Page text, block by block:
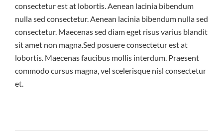
consectetur est at lobortis. Aenean lacinia bibendum
nulla sed consectetur. Aenean lacinia bibendum nulla sed
consectetur. Maecenas sed diam eget risus varius blandit
sit amet non magna.Sed posuere consectetur est at
lobortis. Maecenas faucibus mollis interdum. Praesent
commodo cursus magna, vel scelerisque nisl consectetur
et.